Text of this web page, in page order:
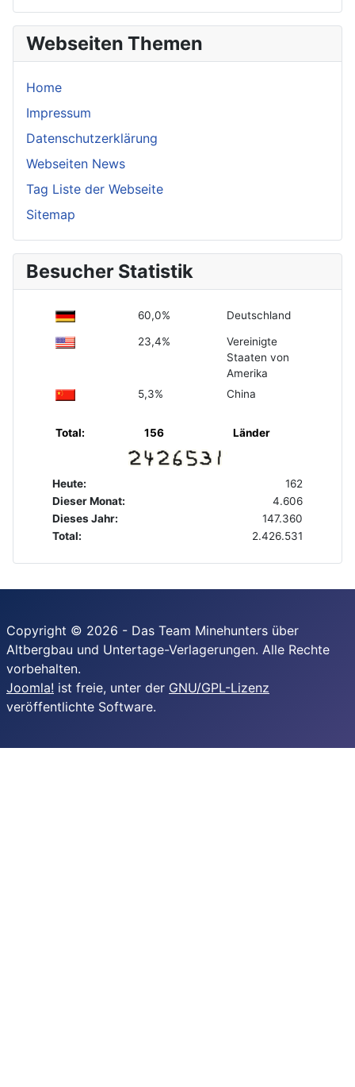
Webseiten Themen
Home
Impressum
Datenschutzerklärung
Webseiten News
Tag Liste der Webseite
Sitemap
Besucher Statistik
60,0% Deutschland
23,4%
Vereinigte
Staaten von
Amerika
5,3%
China
Total: 156 Länder
Heute:
162
Dieser Monat:
4.606
Dieses Jahr:
147.360
Total:
2.426.531
Copyright © 2026 - Das Team Minehunters über
Altbergbau und Untertage-Verlagerungen. Alle Rechte
vorbehalten.
Joomla! ist freie, unter der GNU/GPL-Lizenz
veröffentlichte Software.